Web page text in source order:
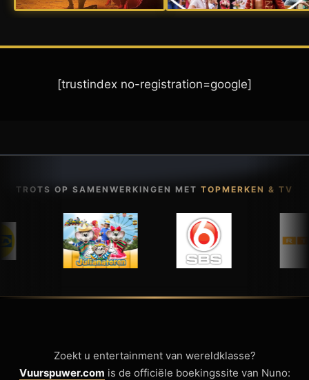
[trustindex no-registration=google]
TROTS OP SAMENWERKINGEN MET TOPMERKEN & TV
Zoekt u entertainment van wereldklasse?
Vuurspuwer.com is de officiële boekingssite van Nuno: